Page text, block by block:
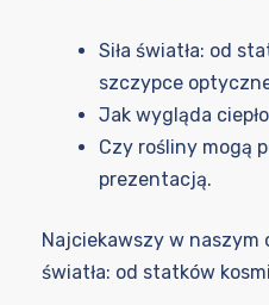
Siła światła: od
szczypce
Jak wygląda
Czy rośliny mogą
prezentacją.
Najciekawszy w naszym
światła: od statków